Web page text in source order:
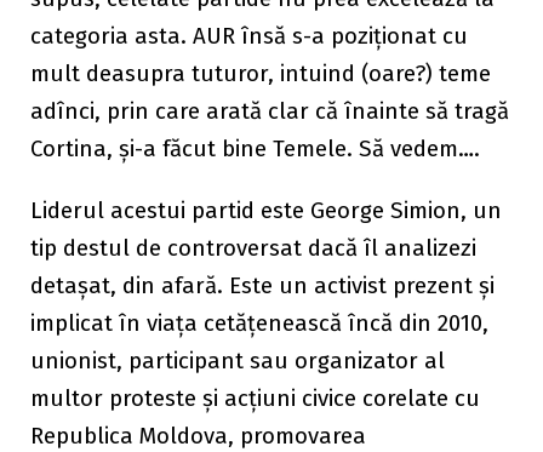
categoria asta. AUR însă s-a poziționat cu
mult deasupra tuturor, intuind (oare?) teme
adînci, prin care arată clar că înainte să tragă
Cortina, și-a făcut bine Temele. Să vedem….
Liderul acestui partid este George Simion, un
tip destul de controversat dacă îl analizezi
detașat, din afară. Este un activist prezent și
implicat în viața cetățenească încă din 2010,
unionist, participant sau organizator al
multor proteste și acțiuni civice corelate cu
Republica Moldova, promovarea